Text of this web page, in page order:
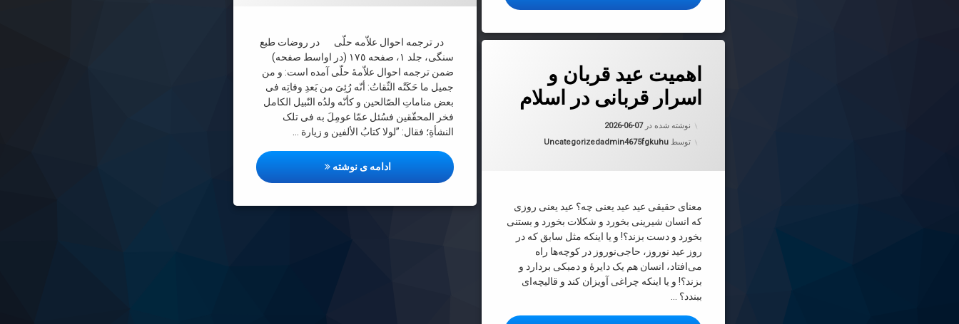
در ترجمه احوال علاّمه حلّی در روضات طبع
سنگی، جلد ١، صفحه ١٧٥ (در اواسط صفحه)
ضمن ترجمه احوال علاّمۀ حلّی آمده است: و من
جمیل ما حَکَتْه الثّقاتُ: أنّه رُئِیَ من بَعدِ وفاتِه فی
بعض مناماتِ الصّالحین و کأنّه ولدُه النّبیل الکامل
فخر المحقّقین فسُئل عمّا عومِلَ به فی تلک
النشأةِ؛ فقال: ”لولا کتابُ الألفین و زیارة …
ادامه ی نوشته مطلع انوار ج 5
اهمیت عید قربان و
اسرار قربانی در اسلام
نوشته شده در2026-06-07
توسط admin4675fgkuhuدسته بندی ها:
Uncategorized
معنای حقیقی عید عید یعنی چه؟ عید یعنی روزی
که انسان شیرینی بخورد و شکلات بخورد و بستنی
بخورد و دست بزند؟! و یا اینکه مثل سابق که در
روز عید نوروز، حاجی‌نوروز در کوچه‌ها راه
می‌افتاد، انسان هم یک دایرۀ و دمبکی بردارد و
بزند؟! و یا اینکه چراغی آویزان کند و قالیچه‌ای
ببندد؟ …